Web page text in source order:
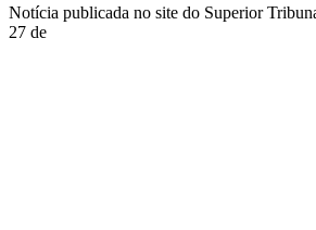
Notícia publicada no site do Superior
27 de